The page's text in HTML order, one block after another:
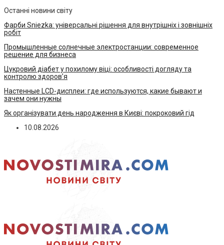
Останні новини світу
Фарби Sniezka: універсальні рішення для внутрішніх і зовнішніх
робіт
Промышленные солнечные электростанции: современное
решение для бизнеса
Цукровий діабет у похилому віці: особливості догляду та
контролю здоров’я
Настенные LCD-дисплеи: где используются, какие бывают и
зачем они нужны
Як організувати день народження в Києві: покроковий гід
10.08.2026